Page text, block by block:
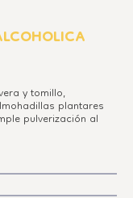
y tomillo,
plantares
pulverización al